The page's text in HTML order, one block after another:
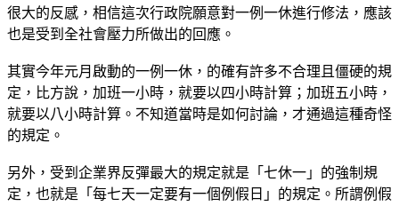
很大的反感，相信這次行政院願意對一例一休進行修法，應該
也是受到全社會壓力所做出的回應。
其實今年元月啟動的一例一休，的確有許多不合理且僵硬的規
定，比方說，加班一小時，就要以四小時計算；加班五小時，
就要以八小時計算。不知道當時是如何討論，才通過這種奇怪
的規定。
另外，受到企業界反彈最大的規定就是「七休一」的強制規
定，也就是「每七天一定要有一個例假日」的規定。所謂例假